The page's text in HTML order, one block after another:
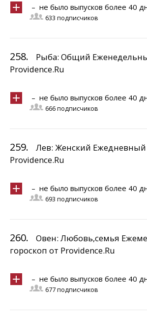
– не было выпусков более 40
633 подписчиков
258.
Рыба: Общий
Providence.Ru
– не было выпусков более 40
666 подписчиков
259.
Лев: Женский Ежедневный
Providence.Ru
– не было выпусков более 40
693 подписчиков
260.
Овен: Любовь,семья
гороскоп от Providence.Ru
– не было выпусков более 40
677 подписчиков